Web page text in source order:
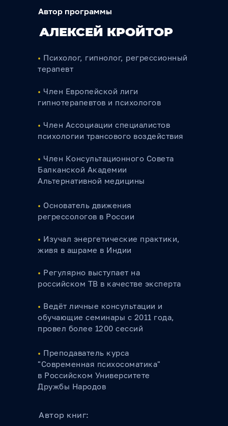
• Психолог, гипнолог, регрессионный
терапевт
• Член Европейской лиги
гипнотерапевтов и психологов
• Член Ассоциации специалистов
психологии трансовoго воздействия
• Член Консультационного Совета
Балканской Академии
Альтернативной медицины
Автор программы
АЛЕКСЕЙ КРОЙТОР
• Основатель движения
регрессологов в России
• Изучал энергетические практики,
живя в ашраме в Индии
• Регулярно выступает на
российском ТВ в качестве эксперта
• Ведёт личные консультации и
обучающие семинары с 2011 года,
провел более 1200 сессий
Автор книг:
• Преподаватель курса
"Современная психосоматика"
в Российском Университете
Дружбы Народов